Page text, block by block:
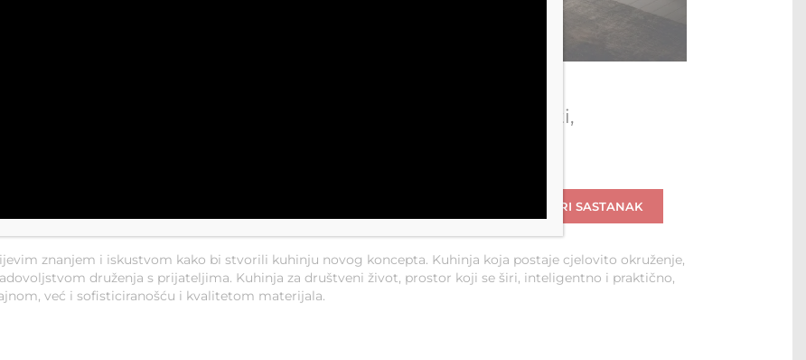
dizajn, neviđene kombinacije, savršena sinteza originalnosti,
DOGOVORI SASTANAK
znanjem i iskustvom kako bi stvorili kuhinju novog koncepta. Kuhinja koja postaje cjelovito okruženje,
druženja s prijateljima. Kuhinja za društveni život, prostor koji se širi, inteligentno i praktično,
već i sofisticiranošću i kvalitetom materijala.